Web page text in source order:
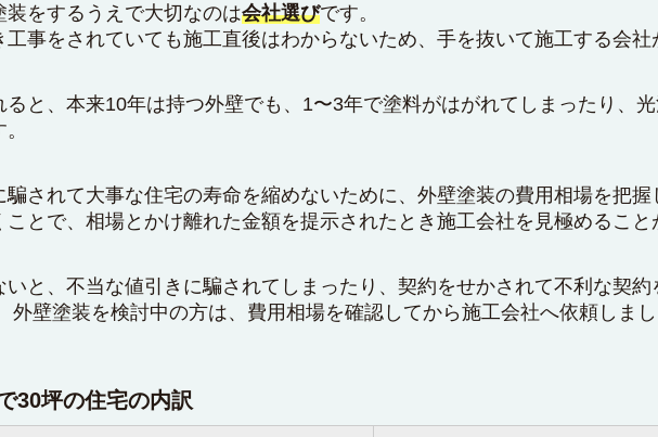
装をするうえで大切なのは会社選びです。
事をされていても施工直後はわからないため、手を抜いて施工する会社
ると、本来10年は持つ外壁でも、1〜3年で塗料がはがれてしまったり、
されて大事な住宅の寿命を縮めないために、外壁塗装の費用相場を把握
とで、相場とかけ離れた金額を提示されたとき施工会社を見極めること
いと、不当な値引きに騙されてしまったり、契約をせかされて不利な契
外壁塗装を検討中の方は、費用相場を確認してから施工会社へ依頼しまし
30坪の住宅の内訳